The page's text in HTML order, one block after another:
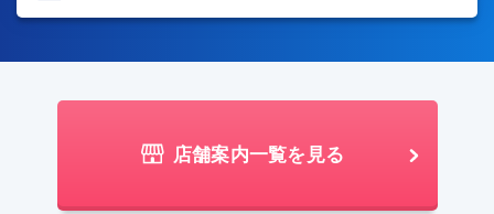
店舗案内一覧を見る